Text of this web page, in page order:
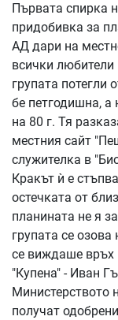
Първата спирка
придобивка за
АД дари на
всички
групата потегли
бе петгодишна, а
на 80 г. Тя
местния сайт
служителка в
Кракът ѝ е
остечката от
планината не я
групата се
се виждаше връх
"Купена" - Иван
Министерството
получат